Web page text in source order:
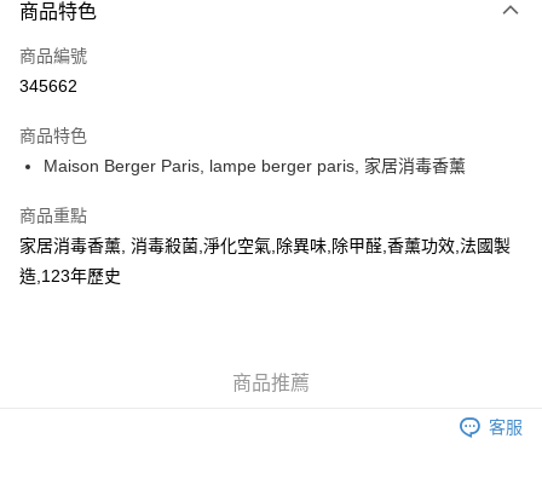
信用卡
AlipayHK
送貨方式
可選擇宅配, 順豐智能櫃, 順豐自提點等 , 如須智能樻提貨請輸入順
豐自提點點碼便可
每筆HK$30.00，滿HK$500.00或以上免運費
商品特色
商品編號
345662
商品特色
Maison Berger Paris, lampe berger paris, 家居消毒香薰
商品重點
家居消毒香薰, 消毒殺菌,淨化空氣,除異味,除甲醛,香薰功效,法國製
造,123年歷史
商品推薦
客服